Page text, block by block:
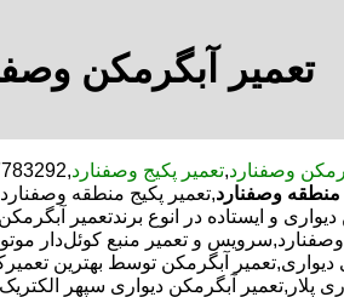
تعمیر آبگرمکن
وصفنارد,تعمیر پکیج وصفنارد
منطقه وصفنارد,تعمیر پکیج منطقه
و ایستاده در انوع برندتعمیر
و تعمیر منبع کوئل‌دار
آبگرمکن توسط بهترین
پلار,تعمیر آبگرمکن دیواری سپهر